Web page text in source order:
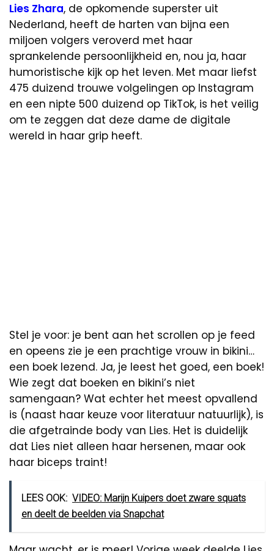
Lies Zhara, de opkomende superster uit
Nederland, heeft de harten van bijna een
miljoen volgers veroverd met haar
sprankelende persoonlijkheid en, nou ja, haar
humoristische kijk op het leven. Met maar liefst
475 duizend trouwe volgelingen op Instagram
en een nipte 500 duizend op TikTok, is het veilig
om te zeggen dat deze dame de digitale
wereld in haar grip heeft.
Stel je voor: je bent aan het scrollen op je feed
en opeens zie je een prachtige vrouw in bikini…
een boek lezend. Ja, je leest het goed, een boek!
Wie zegt dat boeken en bikini’s niet
samengaan? Wat echter het meest opvallend
is (naast haar keuze voor literatuur natuurlijk), is
die afgetrainde body van Lies. Het is duidelijk
dat Lies niet alleen haar hersenen, maar ook
haar biceps traint!
LEES OOK: VIDEO: Marijn Kuipers doet zware squats
en deelt de beelden via Snapchat